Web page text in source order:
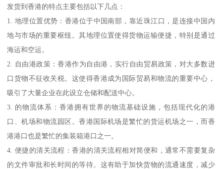
发货到香港的特点主要包括以下几点：
1. 地理位置优势：香港位于中国南部，靠近珠江口，是连接中国内
地与市场的重要枢纽。其地理位置使得货物运输便捷，特别是通过
海运和空运。
2. 自由港政策：香港作为自由港，实行自由贸易政策，对大多数进
口货物不征收关税。这使得香港成为国际贸易和物流的重要中心，
吸引了大量企业在此设立仓储和配送中心。
3. 的物流体系：香港拥有世界的物流基础设施，包括现代化的港
口、机场和物流园区。香港国际机场是繁忙的货运机场之一，而香
港港口也是繁忙的集装箱港口之一。
4. 便捷的清关流程：香港的清关流程相对简便和，通常不需要复杂
的文件审批和长时间的等待。这有助于加快货物的流通速度，减少